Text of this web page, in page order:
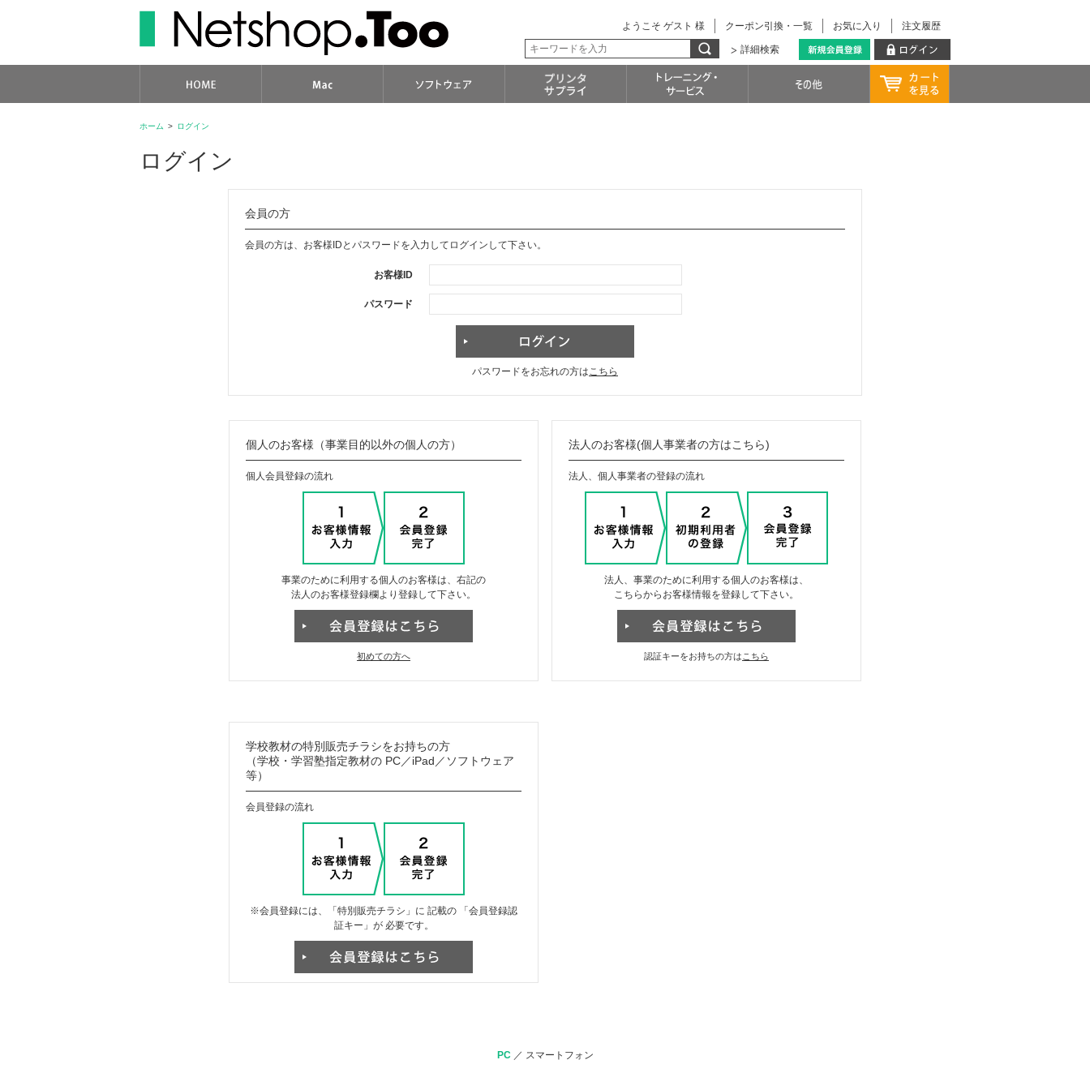
注文履歴
お気に入り
クーポン引換・一覧
ようこそ ゲスト 様
詳細検索
ホーム > ログイン
ログイン
会員の方
会員の方は、お客様IDとパスワードを入力してログインして下さい。
お客様ID
パスワード
パスワードをお忘れの方はこちら
個人のお客様（事業目的以外の個人の方）
個人会員登録の流れ
事業のために利用する個人のお客様は、右記の
法人のお客様登録欄より登録して下さい。
初めての方へ
法人のお客様(個人事業者の方はこちら)
法人、個人事業者の登録の流れ
法人、事業のために利用する個人のお客様は、
こちらからお客様情報を登録して下さい。
認証キーをお持ちの方は こちら
学校教材の特別販売チラシをお持ちの方
（学校・学習塾指定教材の PC／iPad／ソフトウェア
等）
会員登録の流れ
※会員登録には、「特別販売チラシ」に 記載の 「会員登録認
証キー」が 必要です。
PC／ スマートフォン